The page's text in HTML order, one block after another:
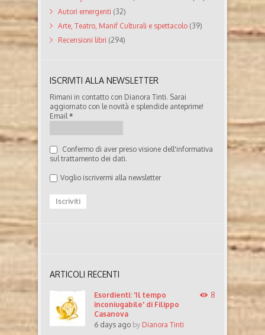
Autori emergenti (32)
Arte, Teatro, Manif Culturali e spettacolo (39)
Recensioni libri (294)
ISCRIVITI ALLA NEWSLETTER
Rimani in contatto con Dianora Tinti. Sarai
aggiornato con le novità e splendide anteprime!
Email*
Confermo di aver preso visione dell'informativa
sul trattamento dei dati.
Voglio iscrivermi alla newsletter
ARTICOLI RECENTI
Esordienti: 'Il tempo
inconiugabile' di Filippo
Casanova
6 days ago by Dianora Tinti
8